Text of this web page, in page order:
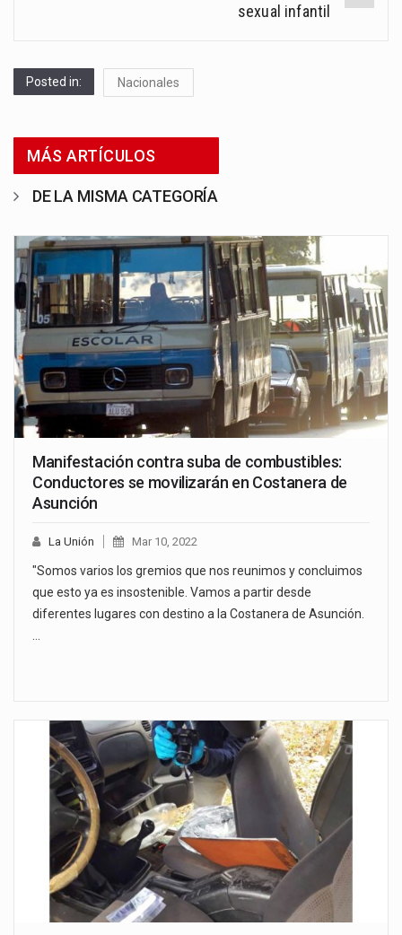
sexual infantil
Posted in: Nacionales
MÁS ARTÍCULOS
DE LA MISMA CATEGORÍA
Manifestación contra suba de combustibles:
Conductores se movilizarán en Costanera de
Asunción
La Unión Mar 10, 2022
"Somos varios los gremios que nos reunimos y concluimos
que esto ya es insostenible. Vamos a partir desde
diferentes lugares con destino a la Costanera de Asunción.